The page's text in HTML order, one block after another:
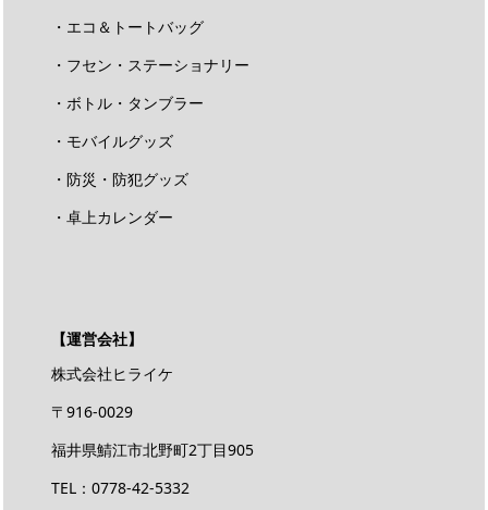
・エコ＆トートバッグ
・フセン・ステーショナリー
・ボトル・タンブラー
・モバイルグッズ
・防災・防犯グッズ
・卓上カレンダー
【運営会社】
株式会社ヒライケ
〒916-0029
福井県鯖江市北野町2丁目905
TEL：0778-42-5332